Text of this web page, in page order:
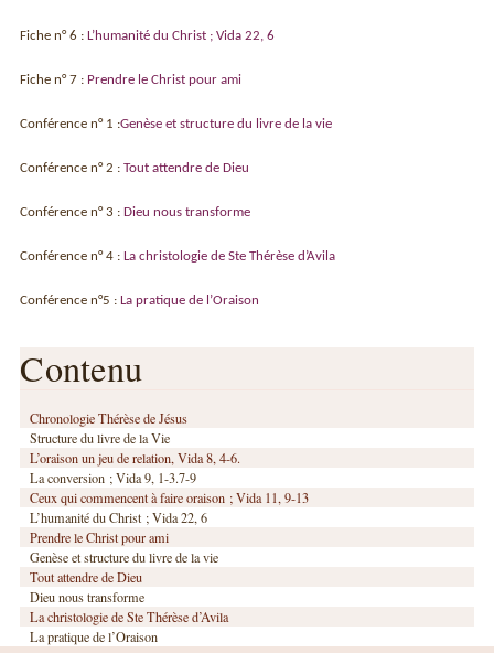
Fiche n° 6 :L’humanité du Christ ; Vida 22, 6
Fiche n° 7 : Prendre le Christ pour ami
Conférence n° 1 :Genèse et structure du livre de la vie
Conférence n° 2 :Tout attendre de Dieu
Conférence n° 3 :Dieu nous transforme
Conférence n° 4 :La christologie de Ste Thérèse d’Avila
Conférence n°5 :La pratique de l’Oraison
Contenu
Chronologie Thérèse de Jésus
Structure du livre de la Vie
L’oraison un jeu de relation, Vida 8, 4-6.
La conversion ; Vida 9, 1-3.7-9
Ceux qui commencent à faire oraison ; Vida 11, 9-13
L’humanité du Christ ; Vida 22, 6
Prendre le Christ pour ami
Genèse et structure du livre de la vie
Tout attendre de Dieu
Dieu nous transforme
La christologie de Ste Thérèse d’Avila
La pratique de l’Oraison